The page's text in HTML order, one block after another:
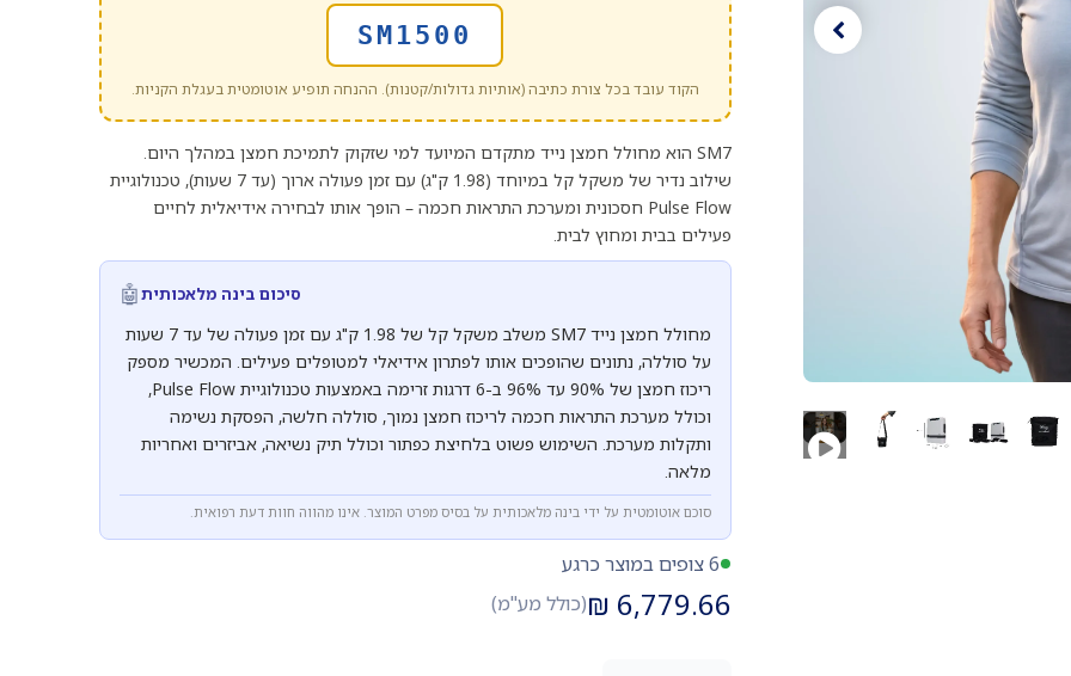
SM1500
הקוד עובד בכל צורת כתיבה (אותיות גדולות/קטנות). ההנחה תופיע אוטומטית בעגלת הקניות.
SM7 הוא מחולל חמצן נייד מתקדם המיועד למי שזקוק לתמיכת חמצן במהלך היום.
שילוב נדיר של משקל קל במיוחד (1.98 ק"ג) עם זמן פעולה ארוך (עד 7 שעות), טכנולוגיית
Pulse Flow חסכונית ומערכת התראות חכמה – הופך אותו לבחירה אידיאלית לחיים
פעילים בבית ומחוץ לבית.
סיכום בינה מלאכותית🤖
מחולל חמצן נייד SM7 משלב משקל קל של 1.98 ק"ג עם זמן פעולה של עד 7 שעות
על סוללה, נתונים שהופכים אותו לפתרון אידיאלי למטופלים פעילים. המכשיר מספק
ריכוז חמצן של 90% עד 96% ב-6 דרגות זרימה באמצעות טכנולוגיית Pulse Flow,
וכולל מערכת התראות חכמה לריכוז חמצן נמוך, סוללה חלשה, הפסקת נשימה
ותקלות מערכת. השימוש פשוט בלחיצת כפתור וכולל תיק נשיאה, אביזרים ואחריות
מלאה.
סוכם אוטומטית על ידי בינה מלאכותית על בסיס מפרט המוצר. אינו מהווה חוות דעת רפואית.
6 צופים במוצר כרגע
6,779.66
₪(כולל מע"מ)